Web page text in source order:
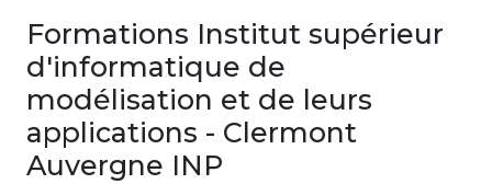
Formations Institut supérieur
d'informatique de
modélisation et de leurs
applications - Clermont
Auvergne INP